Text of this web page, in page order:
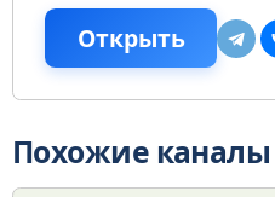
Открыть
Похожие каналы